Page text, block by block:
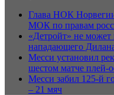
Глава НОК
МОК по правам
«Детройт» не может
нападающего
Месси установил
шестом матче
Месси забил 125-й
– 21 мяч